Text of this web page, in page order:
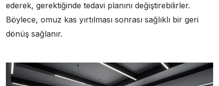
ederek, gerektiğinde tedavi planını değiştirebilirler.
Böylece, omuz kas yırtılması sonrası sağlıklı bir geri
dönüş sağlanır.